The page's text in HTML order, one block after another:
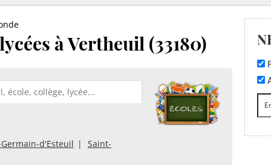
à Vertheuil (33180)
d'Esteuil Saint-